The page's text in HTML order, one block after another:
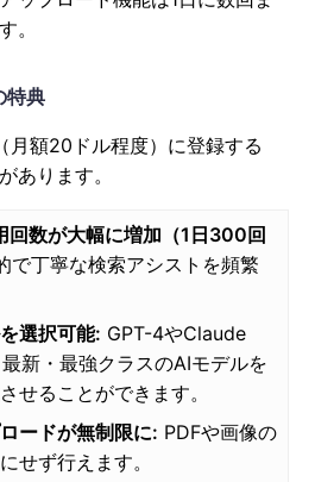
。
特典
月額20ドル程度）に登録する
あります。
数が大幅に増加（1日300回
で丁寧な検索アシストを頻繁
選択可能: GPT-4やClaude
新・最強クラスのAIモデルを
せることができます。
ードが無制限に: PDFや画像の
せず行えます。